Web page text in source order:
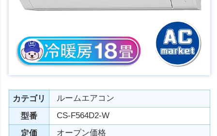
カテゴリ
ルームエアコン
型番
CS-F564D2-W
定価
オープン価格